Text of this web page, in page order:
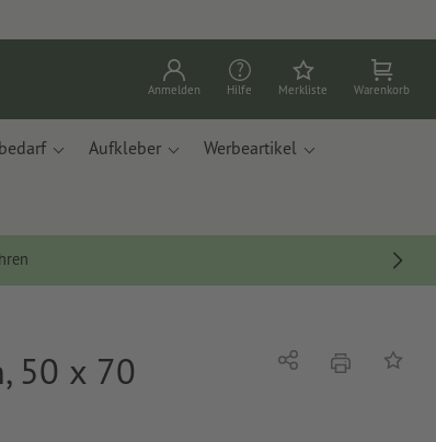
Anmelden Hilfe Merkliste Warenkorb
Aufkleber Werbeartikel
50 x 70
Teilen DruckenAuf